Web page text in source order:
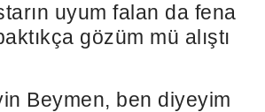
uyum falan da fena
gözüm mü alıştı
Beymen, ben diyeyim